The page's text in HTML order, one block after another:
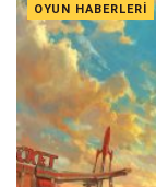
OYUN HABERLERI